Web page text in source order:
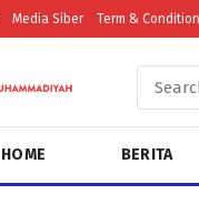
Media Siber Term & Condition
HOME BERITA